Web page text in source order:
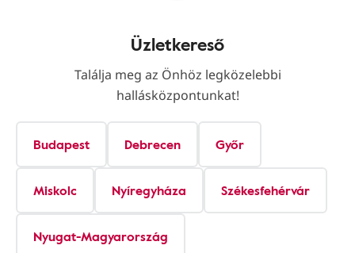
Üzletkereső
Találja meg az Önhöz legközelebbi
hallásközpontunkat!
Budapest Debrecen Győr
Miskolc Nyíregyháza Székesfehérvár
Nyugat-Magyarország